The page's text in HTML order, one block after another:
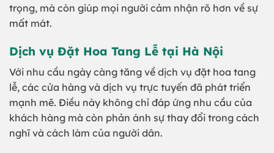
trọng, mà còn giúp mọi người cảm nhận rõ hơn về sự
mất mát.
Dịch vụ Đặt Hoa Tang Lễ tại Hà Nội
Với nhu cầu ngày càng tăng về dịch vụ đặt hoa tang
lễ, các cửa hàng và dịch vụ trực tuyến đã phát triển
mạnh mẽ. Điều này không chỉ đáp ứng nhu cầu của
khách hàng mà còn phản ánh sự thay đổi trong cách
nghĩ và cách làm của người dân.